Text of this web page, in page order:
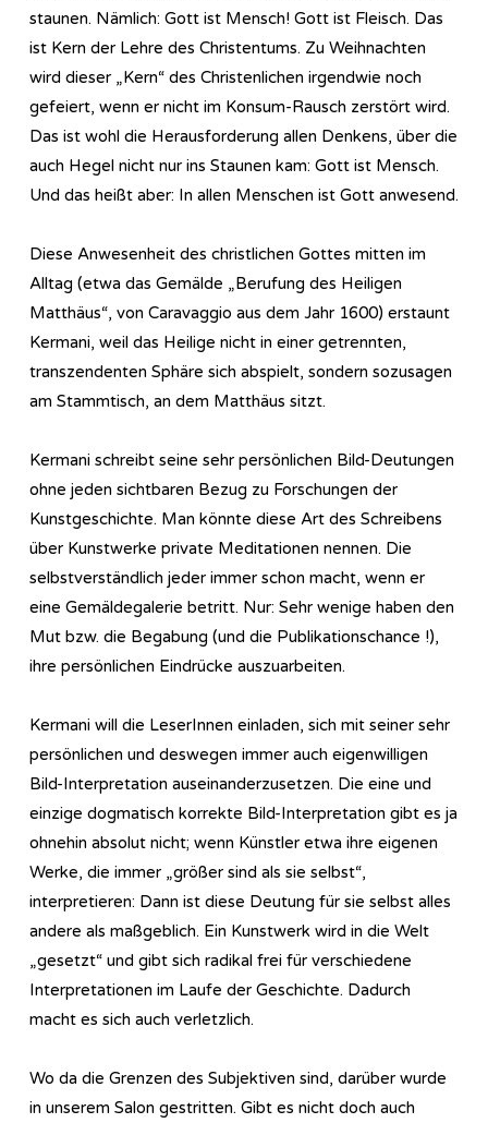
staunen. Nämlich: Gott ist Mensch! Gott ist Fleisch. Das
ist Kern der Lehre des Christentums. Zu Weihnachten
wird dieser „Kern“ des Christenlichen irgendwie noch
gefeiert, wenn er nicht im Konsum-Rausch zerstört wird.
Das ist wohl die Herausforderung allen Denkens, über die
auch Hegel nicht nur ins Staunen kam: Gott ist Mensch.
Und das heißt aber: In allen Menschen ist Gott anwesend.
Diese Anwesenheit des christlichen Gottes mitten im
Alltag (etwa das Gemälde „Berufung des Heiligen
Matthäus“, von Caravaggio aus dem Jahr 1600) erstaunt
Kermani, weil das Heilige nicht in einer getrennten,
transzendenten Sphäre sich abspielt, sondern sozusagen
am Stammtisch, an dem Matthäus sitzt.
Kermani schreibt seine sehr persönlichen Bild-Deutungen
ohne jeden sichtbaren Bezug zu Forschungen der
Kunstgeschichte. Man könnte diese Art des Schreibens
über Kunstwerke private Meditationen nennen. Die
selbstverständlich jeder immer schon macht, wenn er
eine Gemäldegalerie betritt. Nur: Sehr wenige haben den
Mut bzw. die Begabung (und die Publikationschance !),
ihre persönlichen Eindrücke auszuarbeiten.
Kermani will die LeserInnen einladen, sich mit seiner sehr
persönlichen und deswegen immer auch eigenwilligen
Bild-Interpretation auseinanderzusetzen. Die eine und
einzige dogmatisch korrekte Bild-Interpretation gibt es ja
ohnehin absolut nicht; wenn Künstler etwa ihre eigenen
Werke, die immer „größer sind als sie selbst“,
interpretieren: Dann ist diese Deutung für sie selbst alles
andere als maßgeblich. Ein Kunstwerk wird in die Welt
„gesetzt“ und gibt sich radikal frei für verschiedene
Interpretationen im Laufe der Geschichte. Dadurch
macht es sich auch verletzlich.
Wo da die Grenzen des Subjektiven sind, darüber wurde
in unserem Salon gestritten. Gibt es nicht doch auch